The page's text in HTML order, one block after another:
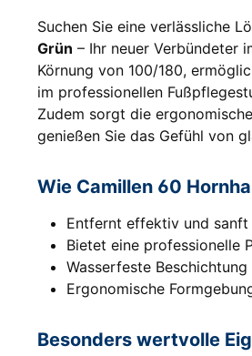
Suchen Sie eine verlässliche
Grün – Ihr neuer Verbündeter
Körnung von 100/180,
im professionellen
Zudem sorgt die
genießen Sie das Gefühl von
Wie Camillen 60
Entfernt effektiv und
Bietet eine professionelle
Wasserfeste
Ergonomische
Besonders wertvolle